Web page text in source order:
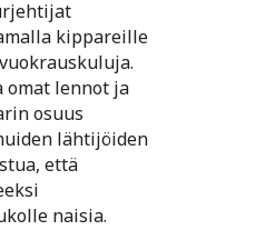
kippareille
omat lennot ja
osuus
lähtijöiden
että
naisia.